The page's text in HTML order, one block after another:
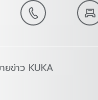
ยข่าว KUKA